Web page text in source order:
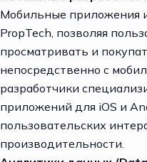
Мобильные приложения
PropTech, позволяя
просматривать и
непосредственно с
разработчики
приложений для iOS и
пользовательских
производительности.